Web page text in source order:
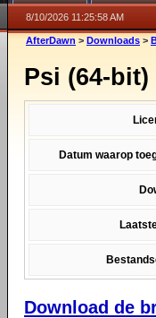
8/10/2026 11:25:58 AM
AfterDawn > Downloads >
Psi (64-bit)
Datum waarop
Download de